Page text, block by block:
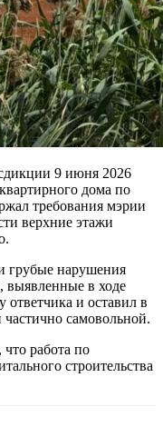
9 июня 2026
дома по
требования мэрии
верхние этажи
грубые нарушения
выявленные в ходе
ответчика и оставил в
самовольной.
работа по
строительства